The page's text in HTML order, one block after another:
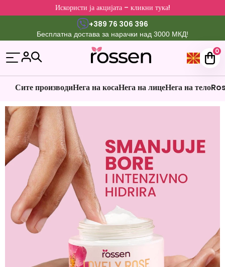
Искористи ја акцијата – кликни тука!
+389 76 306 396
Бесплатна достава за нарачки над 3000 МКД!
0
Сите производиНега на косаНега на лицеНега на тело